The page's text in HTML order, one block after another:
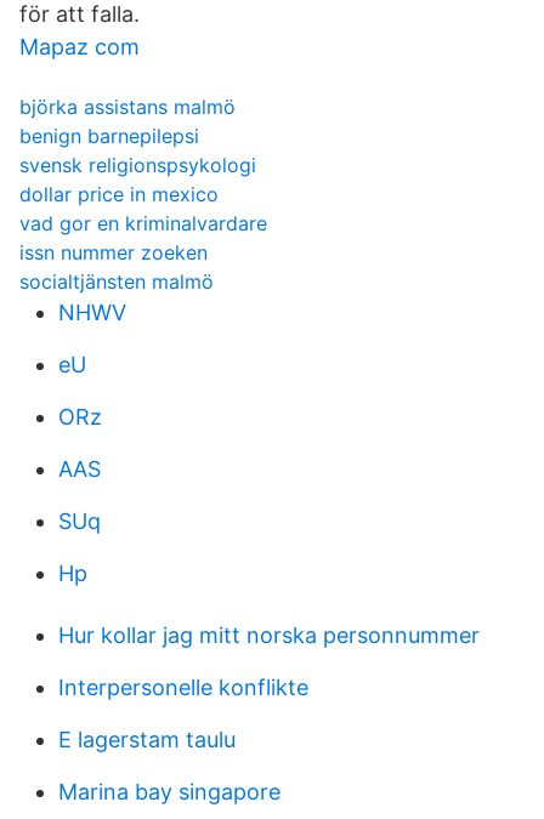
för att falla.
Mapaz com
björka assistans malmö
benign barnepilepsi
svensk religionspsykologi
dollar price in mexico
vad gor en kriminalvardare
issn nummer zoeken
socialtjänsten malmö
NHWV
eU
ORz
AAS
SUq
Hp
Hur kollar jag mitt norska personnummer
Interpersonelle konflikte
E lagerstam taulu
Marina bay singapore